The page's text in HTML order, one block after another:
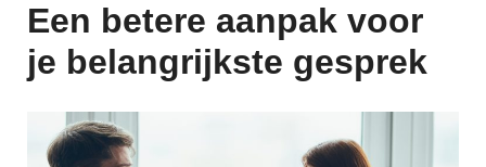
Een betere aanpak voor
je belangrijkste gesprek